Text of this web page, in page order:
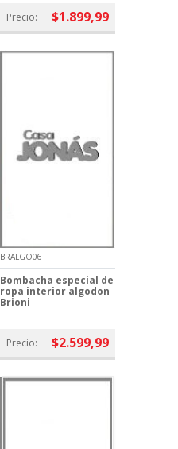
Precio: $1.899,99
BRALGO06
Bombacha especial de
ropa interior algodon
Brioni
Precio: $2.599,99